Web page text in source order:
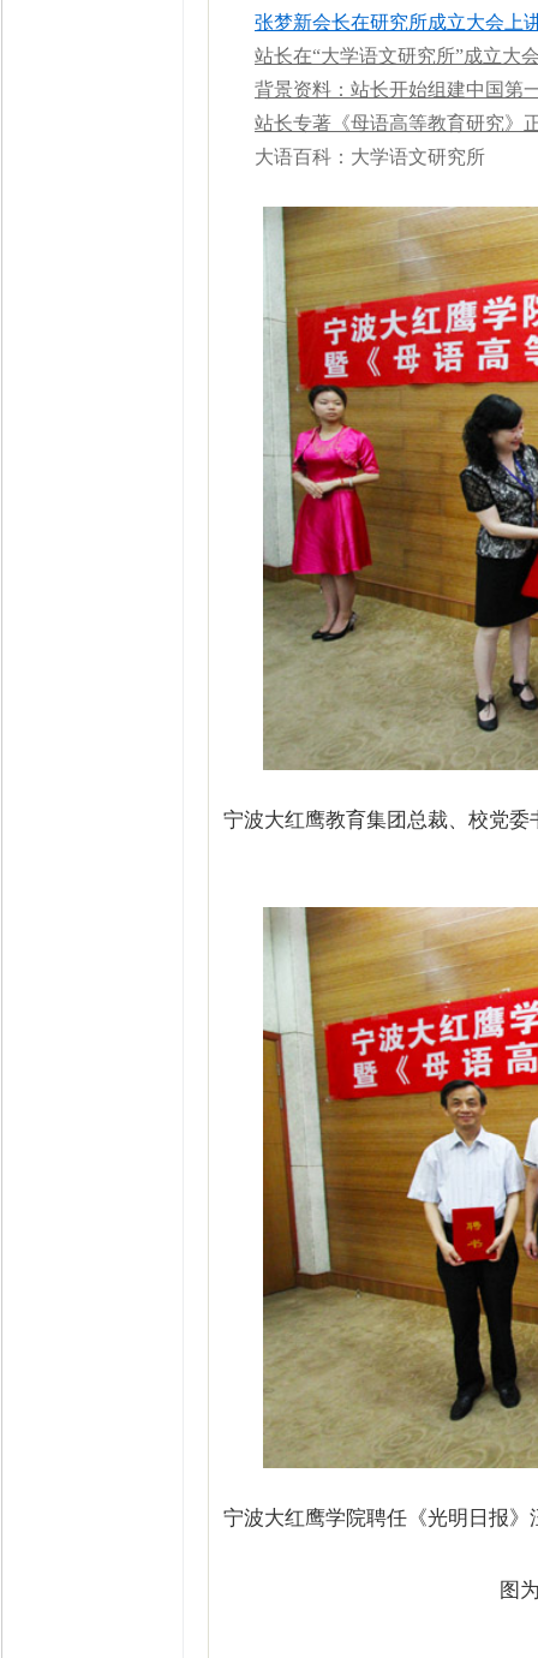
张梦新会长在研究所成立大会上
站长在“大学语文研究所”成立大
背景资料：站长开始组建中国第
站长专著《母语高等教育研究》
大语百科：大学语文研究所
宁波大红鹰教育集团总裁、校党
宁波大红鹰学院聘任《光明日报
图